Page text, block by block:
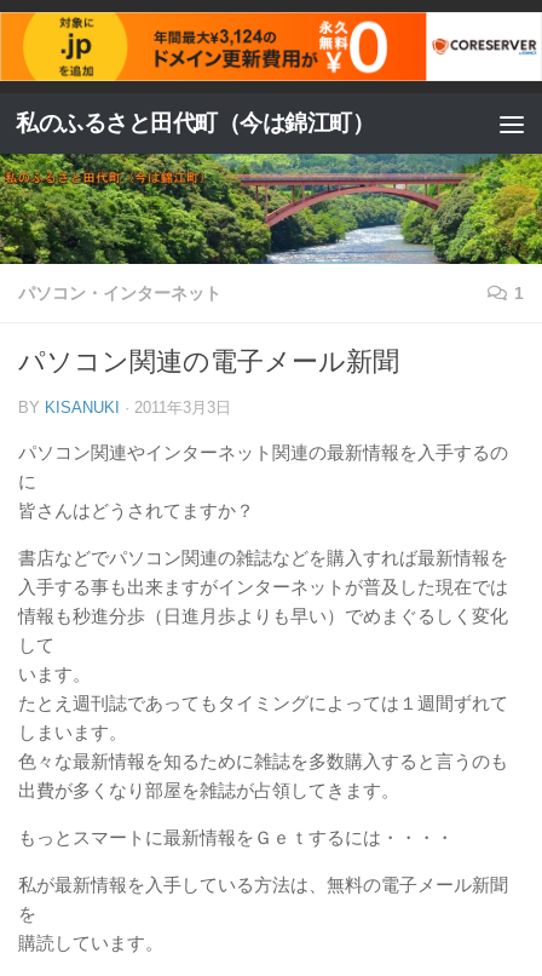
コンテンツへスキップ
私のふるさと田代町（今は錦江町）
パソコン・インターネット 1
パソコン関連の電子メール新聞
BY KISANUKI · 2011年3月3日
パソコン関連やインターネット関連の最新情報を入手するの
に
皆さんはどうされてますか？
書店などでパソコン関連の雑誌などを購入すれば最新情報を
入手する事も出来ますがインターネットが普及した現在では
情報も秒進分歩（日進月歩よりも早い）でめまぐるしく変化
して
います。
たとえ週刊誌であってもタイミングによっては１週間ずれて
しまいます。
色々な最新情報を知るために雑誌を多数購入すると言うのも
出費が多くなり部屋を雑誌が占領してきます。
もっとスマートに最新情報をＧｅｔするには・・・・
私が最新情報を入手している方法は、無料の電子メール新聞
を
購読しています。